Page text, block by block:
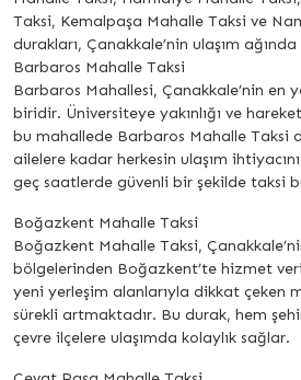
Taksi, Kemalpaşa Mahalle Taksi ve
durakları, Çanakkale’nin ulaşım
Barbaros Mahalle Taksi
Barbaros Mahallesi, Çanakkale’nin en
biridir. Üniversiteye yakınlığı ve
bu mahallede Barbaros Mahalle Taksi
ailelere kadar herkesin ulaşım
geç saatlerde güvenli bir şekilde taksi
Boğazkent Mahalle Taksi
Boğazkent Mahalle Taksi,
bölgelerinden Boğazkent’te hizmet
yeni yerleşim alanlarıyla dikkat çeken
sürekli artmaktadır. Bu durak, hem
çevre ilçelere ulaşımda kolaylık sağlar.